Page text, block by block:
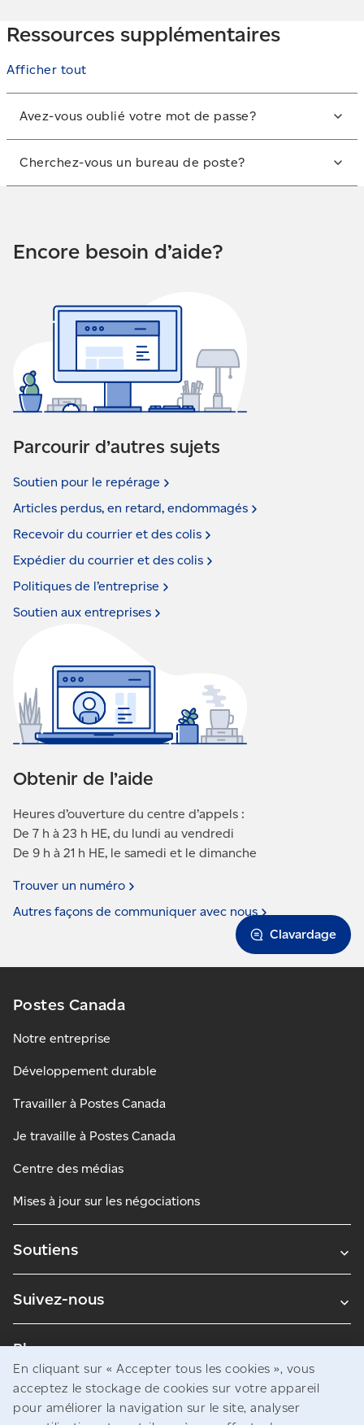
Ressources supplémentaires
Afficher tout
Avez-vous oublié votre mot de passe?
Réinitialisez votre
mot de passe ou votre nom
Cherchez-vous un bureau de poste?
Encore besoin d’aide?
Clavardage
Parcourir d’autres sujets
Soutien pour le repérage
Articles perdus, en retard, endommagés
Recevoir du courrier et des colis
Expédier du courrier et des colis
Politiques de l’entreprise
Soutien aux entreprises
Obtenir de l’aide
Heures d’ouverture du centre d’appels :
De 7 h à 23 h HE, du lundi au vendredi
De 9 h à 21 h HE, le samedi et le dimanche
Trouver un numéro
Autres façons de communiquer avec nous
Postes Canada
Notre entreprise
Développement durable
Travailler à Postes Canada
Je travaille à Postes Canada
Centre des médias
Mises à jour sur les négociations
Soutiens
Suivez-nous
Blogues
Avis juridiques
En cliquant sur « Accepter tous les cookies », vous
acceptez le stockage de cookies sur votre appareil
pour améliorer la navigation sur le site, analyser